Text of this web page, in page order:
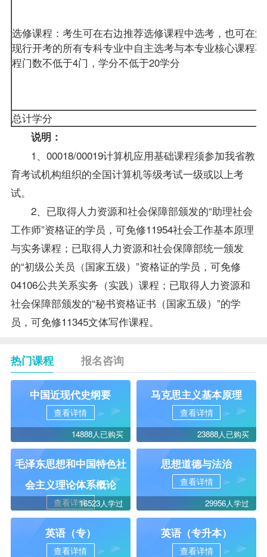
选修课程：考生可在右边推荐选修课程中选考，也可在
现行开考的所有专科专业中自主选考与本专业核心课程
程门数不低于4门，学分不低于20学分
总计学分
说明：
1、00018/00019计算机应用基础课程须参加我省教
育考试机构组织的全国计算机等级考试一级或以上考
试。
2、已取得人力资源和社会保障部颁发的“助理社会
工作师”资格证的学员，可免修11954社会工作基本原理
与实务课程；已取得人力资源和社会保障部统一颁发
的“初级公关员（国家五级）”资格证的学员，可免修
04106公共关系实务（实践）课程；已取得人力资源和
社会保障部颁发的“秘书资格证书（国家五级）”的学
员，可免修11345文体写作课程。
热门课程 报名咨询
中国近现代史纲要
查看详情
14888人已购买
马克思主义基本原理
查看详情
23888人已购买
毛泽东思想和中国特色社
会主义理论体系概论
查看详情16523人学过
思想道德与法治
查看详情
29956人学过
英语（专）
查看详情
英语（专升本）
查看详情